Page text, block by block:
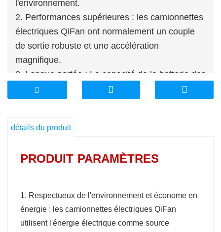
l'environnement.
2. Performances supérieures : les camionnettes
électriques QiFan ont normalement un couple
de sortie robuste et une accélération
magnifique.
3. Longue portée : La capacité de la batterie des
véhicules pick-up électriques QiFan continue
désormais une autonomie de plusieurs
des déplacements sur de longues distances.
de recharge s’agrandit et s’améliore.
détails du produit
PRODUIT PARAMÈTRES
1. Respectueux de l'environnement et économe en
énergie : les camionnettes électriques QiFan
utilisent l'énergie électrique comme source